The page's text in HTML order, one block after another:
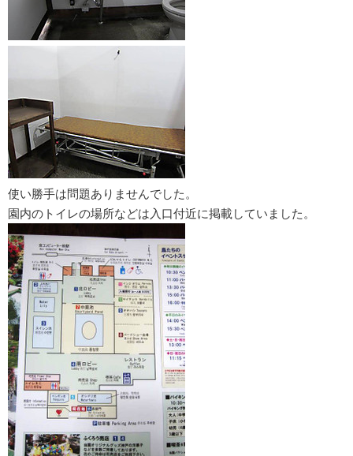
使い勝手は問題ありませんでした。
園内のトイレの場所などは入口付近に掲載していました。